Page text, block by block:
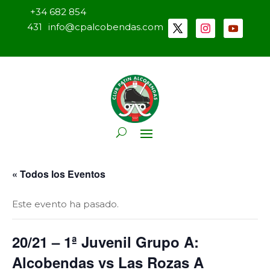
+34 682 854
431
info@cpalcobendas.com
« Todos los Eventos
Este evento ha pasado.
20/21 – 1ª Juvenil Grupo A:
Alcobendas vs Las Rozas A